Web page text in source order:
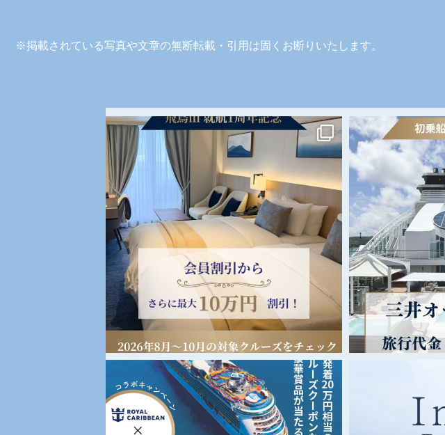
※掲載されている写真や文章の無断転載・引用は固くお断りいたします。